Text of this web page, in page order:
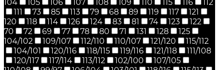
104
105 106 107 108 109 110 115 116
112
111
73 85 113 79 68 89 119 117
121
120
118 114 126 124 83 81 74 123
122
70
72 69 77 78 80 71 131 128
125
104/102
109/107 112/110 110/107 121/120
115/112
104/101
120/116 118/115 119/116 121/118
111/108
120/117
117/114 113/112 102/100
107/105